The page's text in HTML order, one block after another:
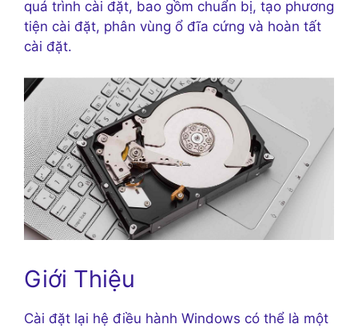
quá trình cài đặt, bao gồm chuẩn bị, tạo phương
tiện cài đặt, phân vùng ổ đĩa cứng và hoàn tất
cài đặt.
Giới Thiệu
Cài đặt lại hệ điều hành Windows có thể là một